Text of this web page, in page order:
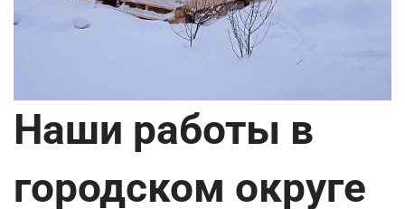
Наши работы в
городском округе